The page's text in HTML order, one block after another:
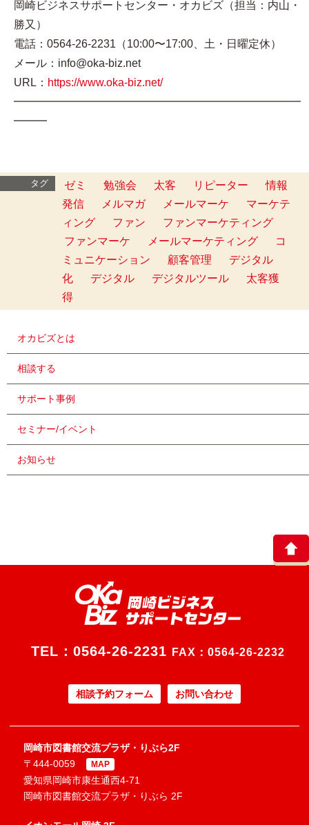
岡崎ビジネスサポートセンター・オカビズ（担当：内山・
勝又）
電話：0564-26-2231（10:00〜17:00、土・日曜定休）
メール：info@oka-biz.net
URL： https://www.oka-biz.net/
━━━━━━━━━━━━━━━━━━━━━━━━━━
━━━
タグ ゼミ 勉強会 太客 リピーター
情報
発信
メルマガ メールマーケ
マーケテ
ィング
ファン
ファンマーケティング
ファンマーケ
メールマーケティング
コ
ミュニケーション
顧客管理
デジタル
化
デジタル デジタルツール
太客獲
得
オカビズとは
相談する
サポート事例
セミナー/イベント
お知らせ
TEL： 0564-26-2231 FAX：0564-26-2232
相談予約フォーム お問い合わせ
岡崎市図書館交流プラザ・りぶら2F
〒444-0059
MAP
愛知県岡崎市康生通西4-71
岡崎市図書館交流プラザ・りぶら 2F